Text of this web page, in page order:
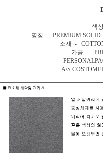
색
명칭 - PREMIUM SOLID
소재 -
가공 -
A/S